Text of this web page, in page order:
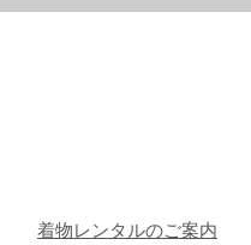
着物レンタルのご案内